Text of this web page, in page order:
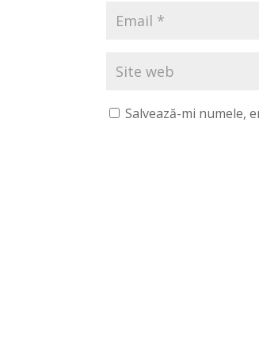
Salvează-mi numele,